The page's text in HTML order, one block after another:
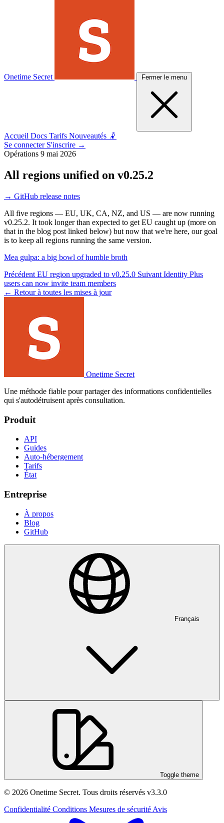
Onetime Secret Fermer le menu
Accueil Docs Tarifs Nouveautés 🤾
Se connecter S'inscrire →
Opérations 9 mai 2026
All regions unified on v0.25.2
→ GitHub release notes
All five regions — EU, UK, CA, NZ, and US — are now running
v0.25.2. It took longer than expected to get EU caught up (more on
that in the blog post linked below) but now that we're here, our goal
is to keep all regions running the same version.
Mea gulpa: a big bowl of humble broth
Précédent EU region upgraded to v0.25.0 Suivant Identity Plus
users can now invite team members
← Retour à toutes les mises à jour
Onetime Secret
Une méthode fiable pour partager des informations confidentielles
qui s'autodétruisent après consultation.
Produit
API
Guides
Auto-hébergement
Tarifs
État
Entreprise
À propos
Blog
GitHub
Français
Toggle theme
© 2026 Onetime Secret. Tous droits réservés v3.3.0
Confidentialité Conditions Mesures de sécurité Avis